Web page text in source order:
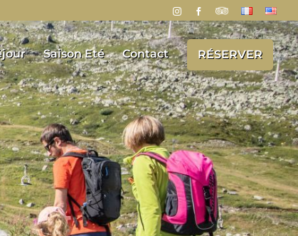
Saison Eté Contact RÉSERVER